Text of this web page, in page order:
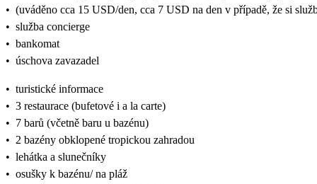
• (uváděno cca 15 USD/den, cca 7 USD na den v případě, že si
• služba concierge
• bankomat
• úschova zavazadel
• turistické informace
• 3 restaurace (bufetové i a la carte)
• 7 barů (včetně baru u bazénu)
• 2 bazény obklopené tropickou zahradou
• lehátka a slunečníky
• osušky k bazénu/ na pláž